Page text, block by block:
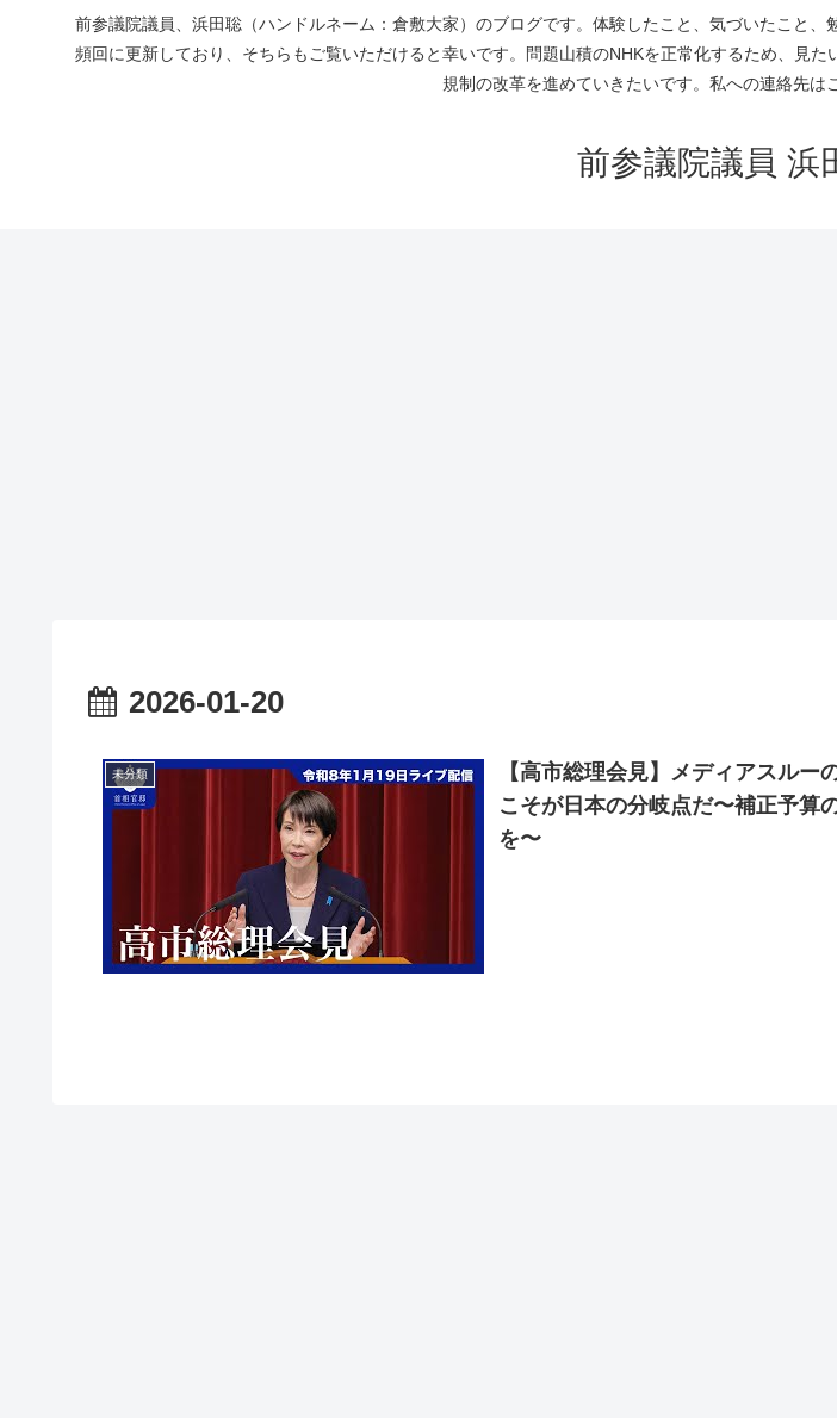
前参議院議員、浜田聡（ハンドルネーム：倉敷大家）のブログです。体験したこと、気づいたこと
頻回に更新しており、そちらもご覧いただけると幸いです。問題山積のNHKを正常化するため、見
規制の改革を進めていきたいです。私への連絡
前参議院議員 浜
2026-01-20
未分類
【高市総理会見】メディアスルー
こそが日本の分岐点だ〜補正予算
を〜